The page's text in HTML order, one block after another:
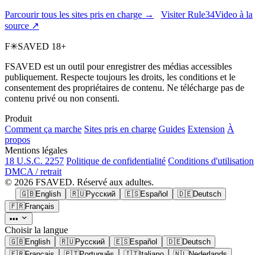
Parcourir tous les sites pris en charge →
Visiter Rule34Video à la
source ↗
F✳SAVED 18+
FSAVED est un outil pour enregistrer des médias accessibles
publiquement. Respecte toujours les droits, les conditions et le
consentement des propriétaires de contenu. Ne télécharge pas de
contenu privé ou non consenti.
Produit
Comment ça marche Sites pris en charge Guides Extension À
propos
Mentions légales
18 U.S.C. 2257 Politique de confidentialité Conditions d'utilisation
DMCA / retrait
© 2026 FSAVED. Réservé aux adultes.
🇬🇧English 🇷🇺Русский 🇪🇸Español 🇩🇪Deutsch
🇫🇷Français
•••
Choisir la langue
🇬🇧English 🇷🇺Русский 🇪🇸Español 🇩🇪Deutsch